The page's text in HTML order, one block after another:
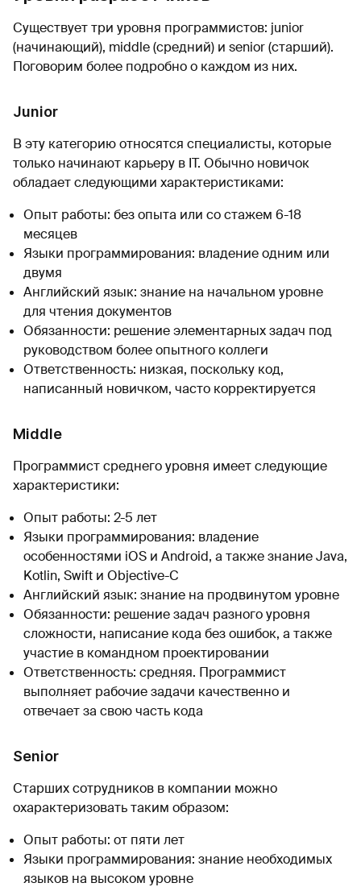
Существует три уровня программистов: junior
(начинающий), middle (средний) и senior (старший).
Поговорим более подробно о каждом из них.
Junior
В эту категорию относятся специалисты, которые
только начинают карьеру в IT. Обычно новичок
обладает следующими характеристиками:
Опыт работы: без опыта или со стажем 6-18
месяцев
Языки программирования: владение одним или
двумя
Английский язык: знание на начальном уровне
для чтения документов
Обязанности: решение элементарных задач под
руководством более опытного коллеги
Ответственность: низкая, поскольку код,
написанный новичком, часто корректируется
Middle
Программист среднего уровня имеет следующие
характеристики:
Опыт работы: 2-5 лет
Языки программирования: владение
особенностями iOS и Android, а также знание Java,
Kotlin, Swift и Objective-C
Английский язык: знание на продвинутом уровне
Обязанности: решение задач разного уровня
сложности, написание кода без ошибок, а также
участие в командном проектировании
Ответственность: средняя. Программист
выполняет рабочие задачи качественно и
отвечает за свою часть кода
Senior
Старших сотрудников в компании можно
охарактеризовать таким образом:
Опыт работы: от пяти лет
Языки программирования: знание необходимых
языков на высоком уровне